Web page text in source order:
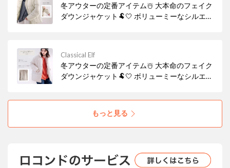
冬アウターの定番アイテム☃️ 大本命のフェイク
ダウンジャケット🐏🤍 ボリューミーなシルエッ
Classical Elf
冬アウターの定番アイテム☃️ 大本命のフェイク
ダウンジャケット🐏🤍 ボリューミーなシルエッ
な暖かさ🥰もっと見る